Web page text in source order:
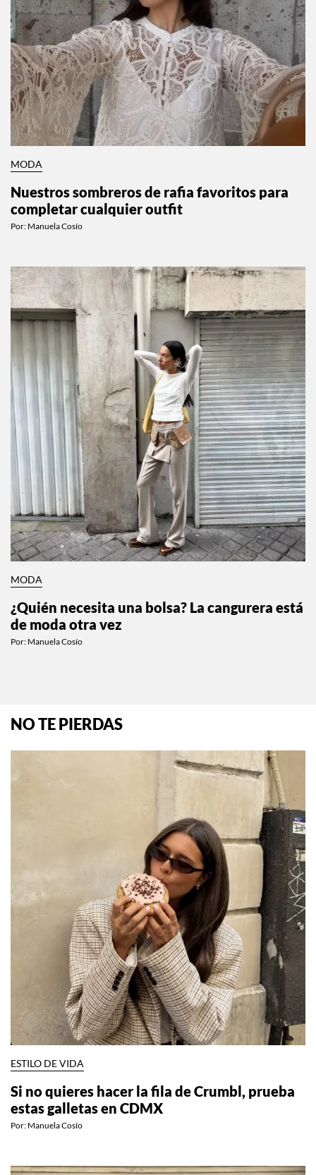
MODA
Nuestros sombreros de rafia favoritos para
completar cualquier outfit
Por: Manuela Cosío
MODA
¿Quién necesita una bolsa? La cangurera está
de moda otra vez
Por: Manuela Cosío
NO TE PIERDAS
ESTILO DE VIDA
Si no quieres hacer la fila de Crumbl, prueba
estas galletas en CDMX
Por: Manuela Cosío